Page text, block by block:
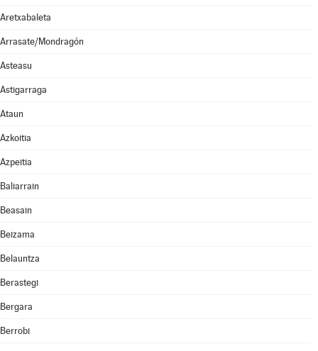
Aretxabaleta
Arrasate/Mondragón
Asteasu
Astigarraga
Ataun
Azkoitia
Azpeitia
Baliarrain
Beasain
Beizama
Belauntza
Berastegi
Bergara
Berrobi